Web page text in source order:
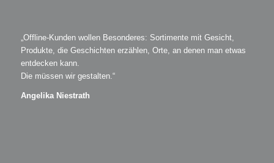
„Offline-Kunden wollen Besonderes: Sortimente mit Gesicht,
Produkte, die Geschichten erzählen, Orte, an denen man etwas
entdecken kann.
Die müssen wir gestalten.“
Angelika Niestrath